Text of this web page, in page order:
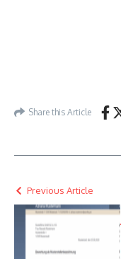
Share this Article
Previous Article